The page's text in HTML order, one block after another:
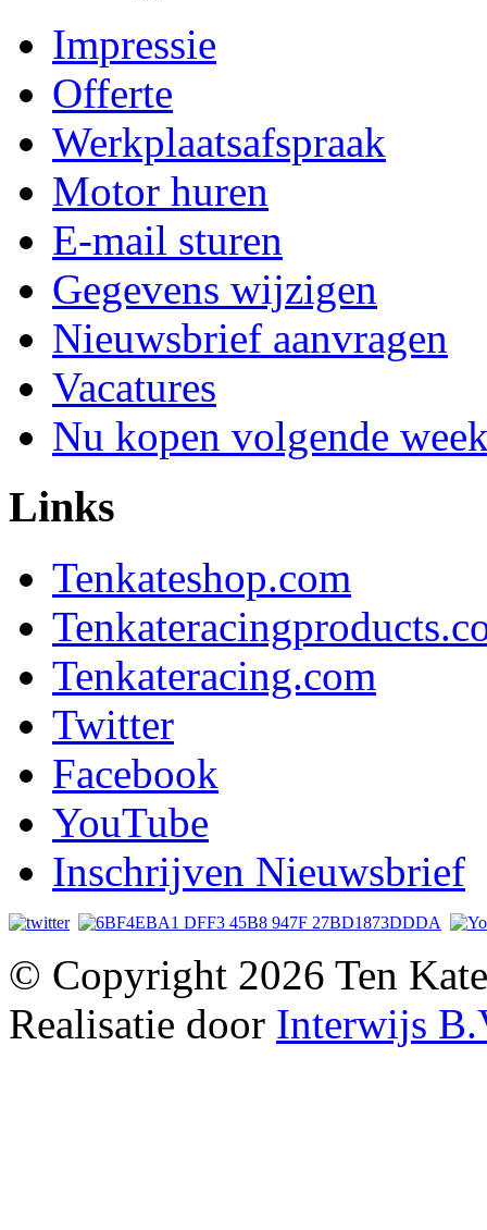
Impressie
Offerte
Werkplaatsafspraak
Motor huren
E-mail sturen
Gegevens wijzigen
Nieuwsbrief aanvragen
Vacatures
Nu kopen volgende
Links
Tenkateshop.com
Tenkateracing.com
Twitter
Facebook
YouTube
Inschrijven Nieuwsbrief
© Copyright 2026 Ten
Realisatie door Interwijs